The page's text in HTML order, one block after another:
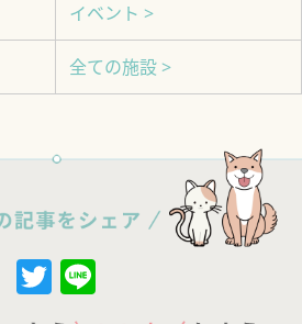
イベント >
全ての施設 >
Twitter